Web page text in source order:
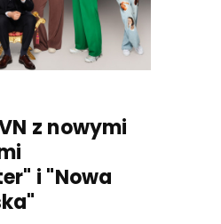
z nowymi
i "Nowa